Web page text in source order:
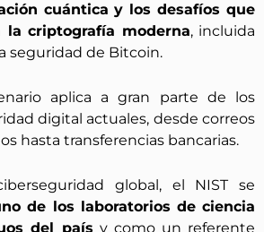
cuántica y los desafíos que
la criptografía moderna, incluida
seguridad de Bitcoin.
aplica a gran parte de los
digital actuales, desde correos
hasta transferencias bancarias.
global, el NIST se
de los laboratorios de ciencia
del país y como un referente